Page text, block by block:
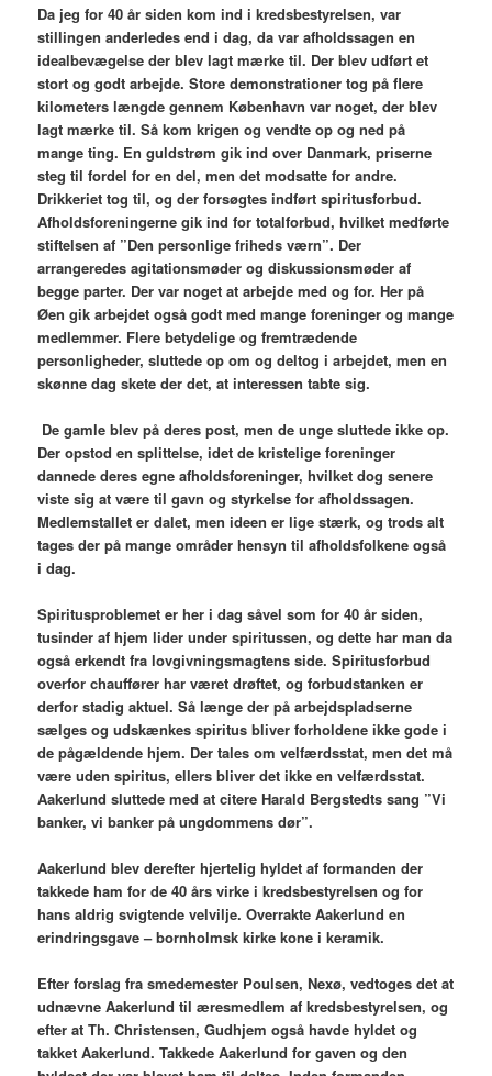
Da jeg for 40 år siden kom ind i kredsbestyrelsen, var
stillingen anderledes end i dag, da var afholdssagen en
idealbevægelse der blev lagt mærke til. Der blev udført et
stort og godt arbejde. Store demonstrationer tog på flere
kilometers længde gennem København var noget, der blev
lagt mærke til. Så kom krigen og vendte op og ned på
mange ting. En guldstrøm gik ind over Danmark, priserne
steg til fordel for en del, men det modsatte for andre.
Drikkeriet tog til, og der forsøgtes indført spiritusforbud.
Afholdsforeningerne gik ind for totalforbud, hvilket medførte
stiftelsen af ”Den personlige friheds værn”. Der
arrangeredes agitationsmøder og diskussionsmøder af
begge parter. Der var noget at arbejde med og for. Her på
Øen gik arbejdet også godt med mange foreninger og mange
medlemmer. Flere betydelige og fremtrædende
personligheder, sluttede op om og deltog i arbejdet, men en
skønne dag skete der det, at interessen tabte sig.
De gamle blev på deres post, men de unge sluttede ikke op.
Der opstod en splittelse, idet de kristelige foreninger
dannede deres egne afholdsforeninger, hvilket dog senere
viste sig at være til gavn og styrkelse for afholdssagen.
Medlemstallet er dalet, men ideen er lige stærk, og trods alt
tages der på mange områder hensyn til afholdsfolkene også
i dag.
Spiritusproblemet er her i dag såvel som for 40 år siden,
tusinder af hjem lider under spiritussen, og dette har man da
også erkendt fra lovgivningsmagtens side. Spiritusforbud
overfor chauffører har været drøftet, og forbudstanken er
derfor stadig aktuel. Så længe der på arbejdspladserne
sælges og udskænkes spiritus bliver forholdene ikke gode i
de pågældende hjem. Der tales om velfærdsstat, men det må
være uden spiritus, ellers bliver det ikke en velfærdsstat.
Aakerlund sluttede med at citere Harald Bergstedts sang ”Vi
banker, vi banker på ungdommens dør”.
Aakerlund blev derefter hjertelig hyldet af formanden der
takkede ham for de 40 års virke i kredsbestyrelsen og for
hans aldrig svigtende velvilje. Overrakte Aakerlund en
erindringsgave – bornholmsk kirke kone i keramik.
Efter forslag fra smedemester Poulsen, Nexø, vedtoges det at
udnævne Aakerlund til æresmedlem af kredsbestyrelsen, og
efter at Th. Christensen, Gudhjem også havde hyldet og
takket Aakerlund. Takkede Aakerlund for gaven og den